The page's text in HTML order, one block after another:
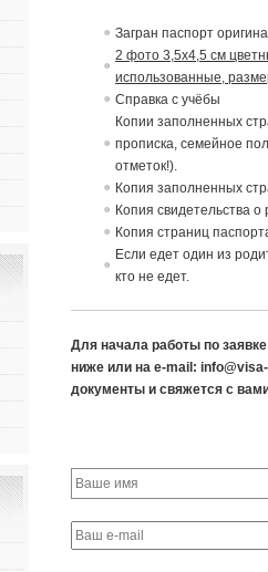
Загран паспорт
2 фото 3,5х4,5 см
использованные,
Справка с учёбы
Копии заполненных
прописка, семейное
отметок!).
Копия заполненных
Копия свидетельства
Копия страниц
Если едет один из
кто не едет.
Для начала работы по
ниже или на e-mail:
документы и свяжется с